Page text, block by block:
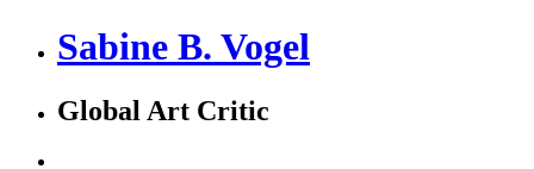
Sabine B. Vogel
Global Art Critic